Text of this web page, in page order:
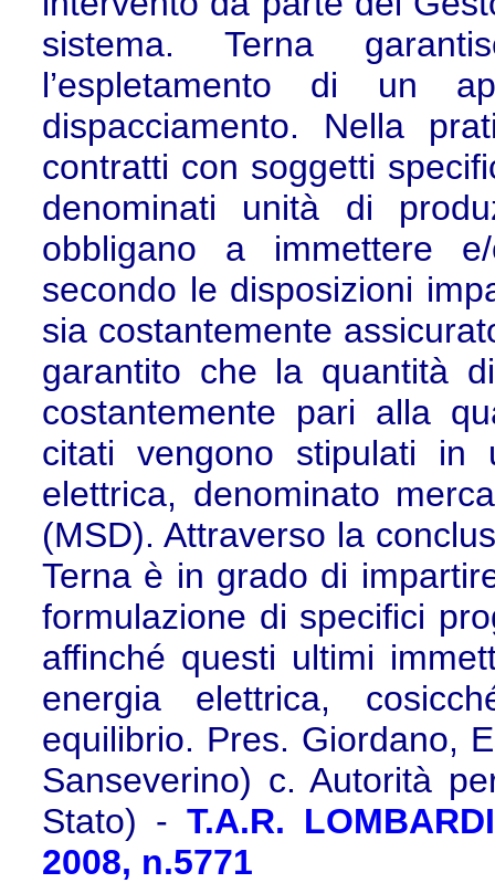
sistema. Terna
l’espletamento di un
dispacciamento. Nella
contratti con soggetti
denominati unità di
obbligano a immettere
secondo le disposizioni
sia costantemente
garantito che la quantità
costantemente pari alla
citati vengono stipulati in
elettrica, denominato
(MSD). Attraverso la
Terna è in grado di
formulazione di specifici
affinché questi ultimi
energia elettrica,
equilibrio. Pres. Giordano,
Sanseverino) c. Autorità
Stato) - T.A.R.
2008, n.5771